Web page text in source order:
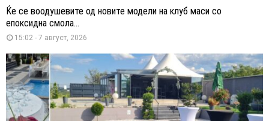
Ќе се воодушевите од новите модели на клуб маси со
епоксидна смола...
15:02 - 7 август, 2026